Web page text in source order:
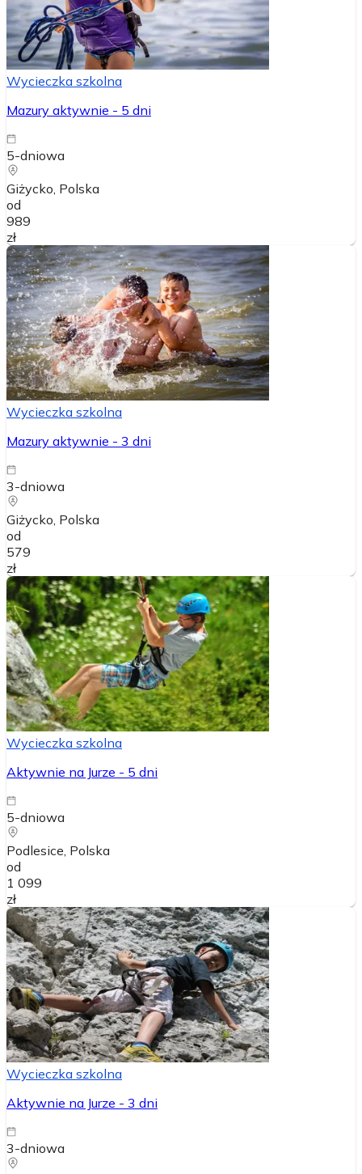
Wycieczka szkolna
Mazury aktywnie - 5 dni
5-dniowa
Giżycko, Polska
od
989
zł
Wycieczka szkolna
Mazury aktywnie - 3 dni
3-dniowa
Giżycko, Polska
od
579
zł
Wycieczka szkolna
Aktywnie na Jurze - 5 dni
5-dniowa
Podlesice, Polska
od
1 099
zł
Wycieczka szkolna
Aktywnie na Jurze - 3 dni
3-dniowa